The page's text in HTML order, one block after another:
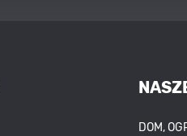
DOM,